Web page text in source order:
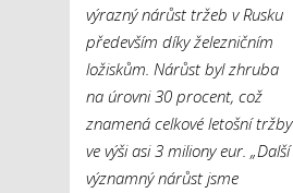
výrazný nárůst tržeb v Rusku
především díky železničním
ložiskům. Nárůst byl zhruba
na úrovni 30 procent, což
znamená celkové letošní tržby
ve výši asi 3 miliony eur. „Další
významný nárůst jsme